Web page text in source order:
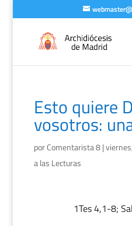
Esto quiere
vosotros:
porComentarista 8|
a las Lecturas
1Tes 4,1-8;